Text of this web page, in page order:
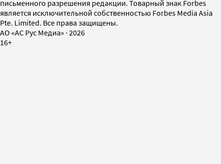
письменного разрешения редакции. Товарный знак Forbes
является исключительной собственностью Forbes Media Asia
Pte. Limited. Все права защищены.
AO «АС Рус Медиа» · 2026
16+